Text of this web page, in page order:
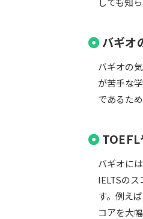
バギオ
バギオの
が苦手な
であるた
バギオに
IELTSの
す。例え
コアを大